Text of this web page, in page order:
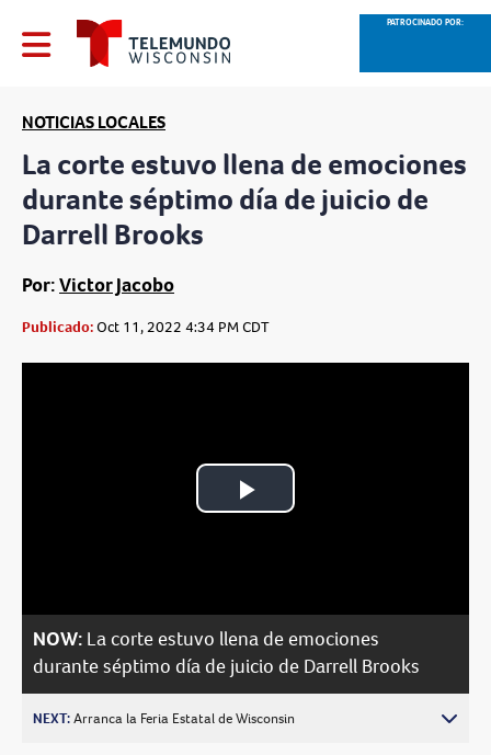
PATROCINADO POR:
NOTICIAS LOCALES
La corte estuvo llena de emociones
durante séptimo día de juicio de
Darrell Brooks
Por:Victor Jacobo
Publicado:Oct 11, 2022 4:34 PM CDT
Play
NOW: La corte estuvo llena de emociones
durante séptimo día de juicio de Darrell Brooks
NEXT:Arranca la Feria Estatal de Wisconsin